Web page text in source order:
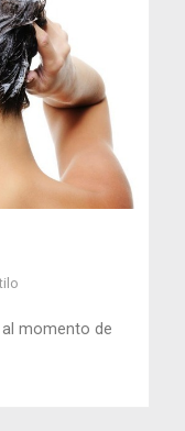
momento de